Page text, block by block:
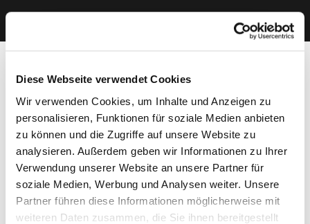
Diese Webseite verwendet Cookies
Wir verwenden Cookies, um Inhalte und Anzeigen zu
personalisieren, Funktionen für soziale Medien anbieten
zu können und die Zugriffe auf unsere Website zu
analysieren. Außerdem geben wir Informationen zu Ihrer
Verwendung unserer Website an unsere Partner für
soziale Medien, Werbung und Analysen weiter. Unsere
Partner führen diese Informationen möglicherweise mit
weiteren Daten zusammen, die Sie ihnen bereitgestellt